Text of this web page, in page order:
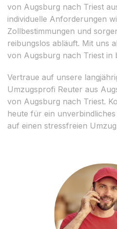
von Augsburg nach Triest
individuelle Anforderungen
Zollbestimmungen und
reibungslos abläuft. Mit uns
von Augsburg nach Triest in
Vertraue auf unsere
Umzugsprofi Reuter aus
von Augsburg nach Triest.
heute für ein
auf einen stressfreien